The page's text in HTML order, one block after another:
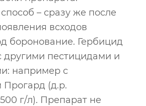
– сразу же после
всходов
боронование. Гербицид
другими пестицидами и
например с
(д.р.
г/л). Препарат не